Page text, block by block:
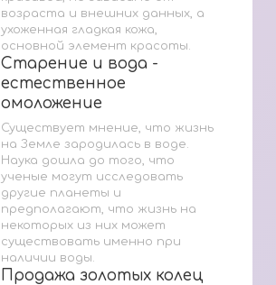
возраста и внешних данных, а
ухоженная гладкая кожа,
основной элемент красоты.
Старение и вода -
естественное
омоложение
Старение и вода -
естественное
омоложение
Существует мнение, что жизнь
на Земле зародилась в воде.
Наука дошла до того, что
ученые могут исследовать
другие планеты и
предполагают, что жизнь на
некоторых из них может
существовать именно при
наличии воды.
Продажа золотых колец
Продажа золотых колец